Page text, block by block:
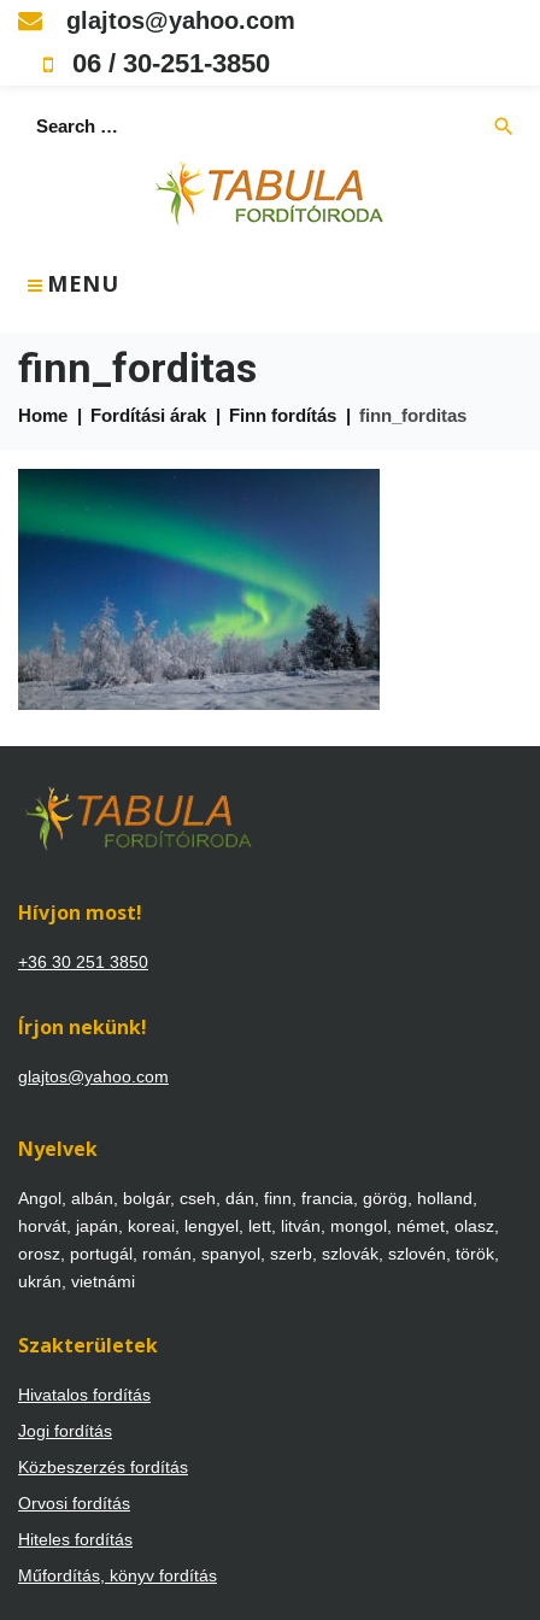
Skip
content
glajtos@yahoo.com
06 / 30-251-3850
MENU
Search
search
finn_forditas
Home | Fordítási árak | Finn fordítás | finn_forditas
finn_forditas
Hívjon most!
+36 30 251 3850
Írjon nekünk!
glajtos@yahoo.com
Nyelvek
Angol, albán, bolgár, cseh, dán, finn, francia, görög, holland,
horvát, japán, koreai, lengyel, lett, litván, mongol, német, olasz,
orosz, portugál, román, spanyol, szerb, szlovák, szlovén, török,
ukrán, vietnámi
Szakterületek
Hivatalos fordítás
Jogi fordítás
Közbeszerzés fordítás
Orvosi fordítás
Hiteles fordítás
Műfordítás, könyv fordítás